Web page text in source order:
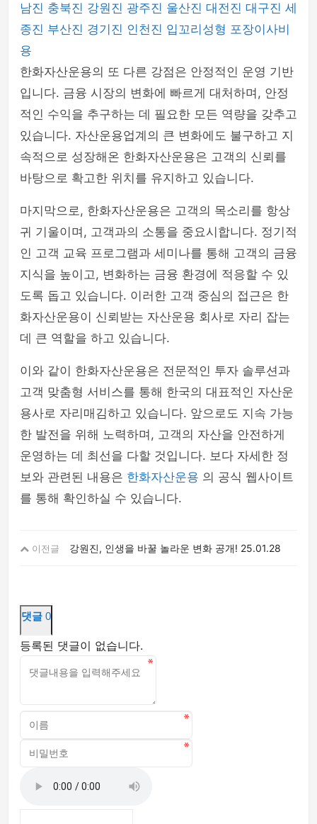
남진 충북진 강원진 광주진 울산진 대전진 대구진 세
종진 부산진 경기진 인천진 입꼬리성형 포장이사비
용
한화자산운용의 또 다른 강점은 안정적인 운영 기반
입니다. 금융 시장의 변화에 빠르게 대처하며, 안정
적인 수익을 추구하는 데 필요한 모든 역량을 갖추고
있습니다. 자산운용업계의 큰 변화에도 불구하고 지
속적으로 성장해온 한화자산운용은 고객의 신뢰를
바탕으로 확고한 위치를 유지하고 있습니다.
마지막으로, 한화자산운용은 고객의 목소리를 항상
귀 기울이며, 고객과의 소통을 중요시합니다. 정기적
인 고객 교육 프로그램과 세미나를 통해 고객의 금융
지식을 높이고, 변화하는 금융 환경에 적응할 수 있
도록 돕고 있습니다. 이러한 고객 중심의 접근은 한
화자산운용이 신뢰받는 자산운용 회사로 자리 잡는
데 큰 역할을 하고 있습니다.
이와 같이 한화자산운용은 전문적인 투자 솔루션과
고객 맞춤형 서비스를 통해 한국의 대표적인 자산운
용사로 자리매김하고 있습니다. 앞으로도 지속 가능
한 발전을 위해 노력하며, 고객의 자산을 안전하게
운영하는 데 최선을 다할 것입니다. 보다 자세한 정
보와 관련된 내용은 한화자산운용 의 공식 웹사이트
를 통해 확인하실 수 있습니다.
이전글 강원진, 인생을 바꿀 놀라운 변화 공개! 25.01.28
댓글 0
등록된 댓글이 없습니다.